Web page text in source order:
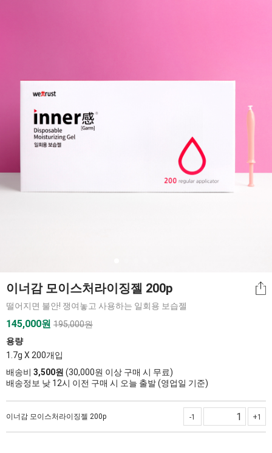
이너감 모이스처라이징젤 200p
떨어지면 불안! 쟁여놓고 사용하는 일회용 보습젤
145,000원 195,000원
용량
1.7g X 200개입
배송비 3,500원 (30,000원 이상 구매 시 무료)
배송정보 낮 12시 이전 구매 시 오늘 출발 (영업일 기준)
이너감 모이스처라이징젤 200p +1
-1